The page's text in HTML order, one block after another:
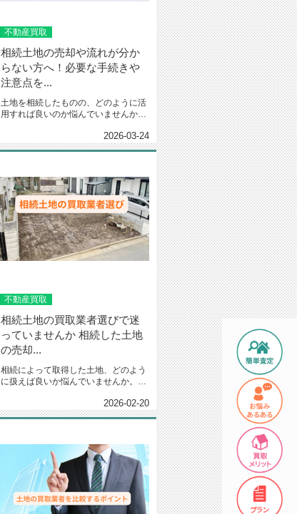
不動産買取
相続土地の売却や流れが分か
らない方へ！必要な手続きや
注意点を...
土地を相続したものの、どのように活
用すれば良いのか悩んでいませんか。
2026-03-24
不動産買取
相続土地の買取業者選びで迷
っていませんか 相続した土地
の売却...
相続によって取得した土地、どのよう
に扱えば良いか悩んでいませんか。維
2026-02-20